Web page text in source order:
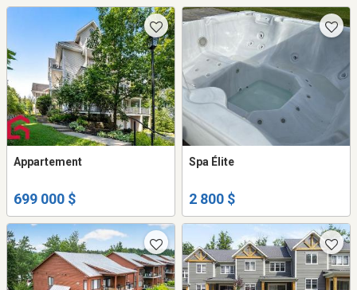
Appartement
699 000 $
Spa Élite
2 800 $